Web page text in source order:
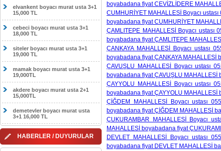
elvankent boyacı murat usta 3+1
15,000 TL
cebeci boyacı murat usta 3+1
18,000 TL
siteler boyacı murat usta 3+1
19,000 TL
mamak boyacı murat usta 3+1
19,000TL
akdere boyacı murat usta 2+1
15,000TL
demetevler boyacı murat usta
3+1 16,000 TL
HABERLER / DUYURULAR
boyabadana fiyat CEVİZLİDERE
CUMHURİYET MAHALLESİ Boyacı
boyabadana fiyat CUMHURİYET
ÇAMLITEPE MAHALLESİ Boyacı
boyabadana fiyat ÇAMLITEPE
ÇANKAYA MAHALLESİ Boyacı ustası
boyabadana fiyat ÇANKAYA MAHALLESİ
ÇAVUŞLU MAHALLESİ Boyacı ustası
boyabadana fiyat ÇAVUŞLU MAHALLESİ
ÇAYYOLU MAHALLESİ Boyacı ustası
boyabadana fiyat ÇAYYOLU MAHALLESİ
ÇİĞDEM MAHALLESİ Boyacı ustası
boyabadana fiyat ÇİĞDEM MAHALLESİ
ÇUKURAMBAR MAHALLESİ Boyacı
MAHALLESİ boyabadana fiyat
DEVLET MAHALLESİ Boyacı ustası
boyabadana fiyat DEVLET MAHALLESİ